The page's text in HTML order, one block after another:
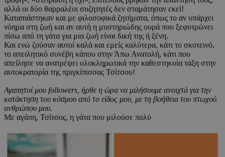
αλλά οι δύο θαρραλέοι συζητητές δεν σταμάτησαν εκεί!
Καταπιάστηκαν και με φιλοσοφικά ζητήματα, όπως το αν υπάρχει
νόημα στη ζωή και αν αυτή η μυστηριώδης ουρά που ξεφυτρώνει
πίσω από τη γάτα για μια ζωή είναι δική της ή ξένη.
Και ενώ ζούσαν αυτοί καλά και εμείς καλύτερα, κάτι το σκοτεινό,
το απειλητικό συνέβη κάπου στην Άπω Ανατολή, κάτι που
απείλησε να ανατρέψει ολοκληρωτικά την καθεστηκυία τάξη στην
αυτοκρατορία της πριγκίπισσας Τσίτσου!
Αγαπητοί μου followers, ήρθε η ώρα να μιλήσουμε ανοιχτά για την
κατάκτηση του κόσμου από το είδος μου, με τη βοήθεια του πτωχού
ανθρώπου μου.
Με αγάπη, Τσίτσος, η γάτα που μιλούσε πολύ